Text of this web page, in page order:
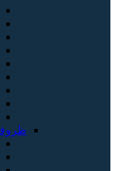
اتو و
اجاق
سایر
ظروف و
سفره،